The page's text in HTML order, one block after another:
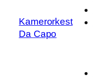
Kamerorkest
Da Capo